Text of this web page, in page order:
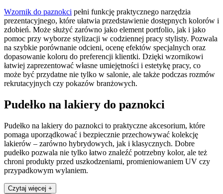
Wzornik do paznokci pełni funkcję praktycznego narzędzia
prezentacyjnego, które ułatwia przedstawienie dostępnych kolorów i
zdobień. Może służyć zarówno jako element portfolio, jak i jako
pomoc przy wyborze stylizacji w codziennej pracy stylisty. Pozwala
na szybkie porównanie odcieni, ocenę efektów specjalnych oraz
dopasowanie koloru do preferencji klientki. Dzięki wzornikowi
łatwiej zaprezentować własne umiejętności i estetykę pracy, co
może być przydatne nie tylko w salonie, ale także podczas rozmów
rekrutacyjnych czy pokazów branżowych.
Pudełko na lakiery do paznokci
Pudełko na lakiery do paznokci to praktyczne akcesorium, które
pomaga uporządkować i bezpiecznie przechowywać kolekcję
lakierów – zarówno hybrydowych, jak i klasycznych. Dobre
pudełko pozwala nie tylko łatwo znaleźć potrzebny kolor, ale też
chroni produkty przed uszkodzeniami, promieniowaniem UV czy
przypadkowym wylaniem.
Czytaj więcej +